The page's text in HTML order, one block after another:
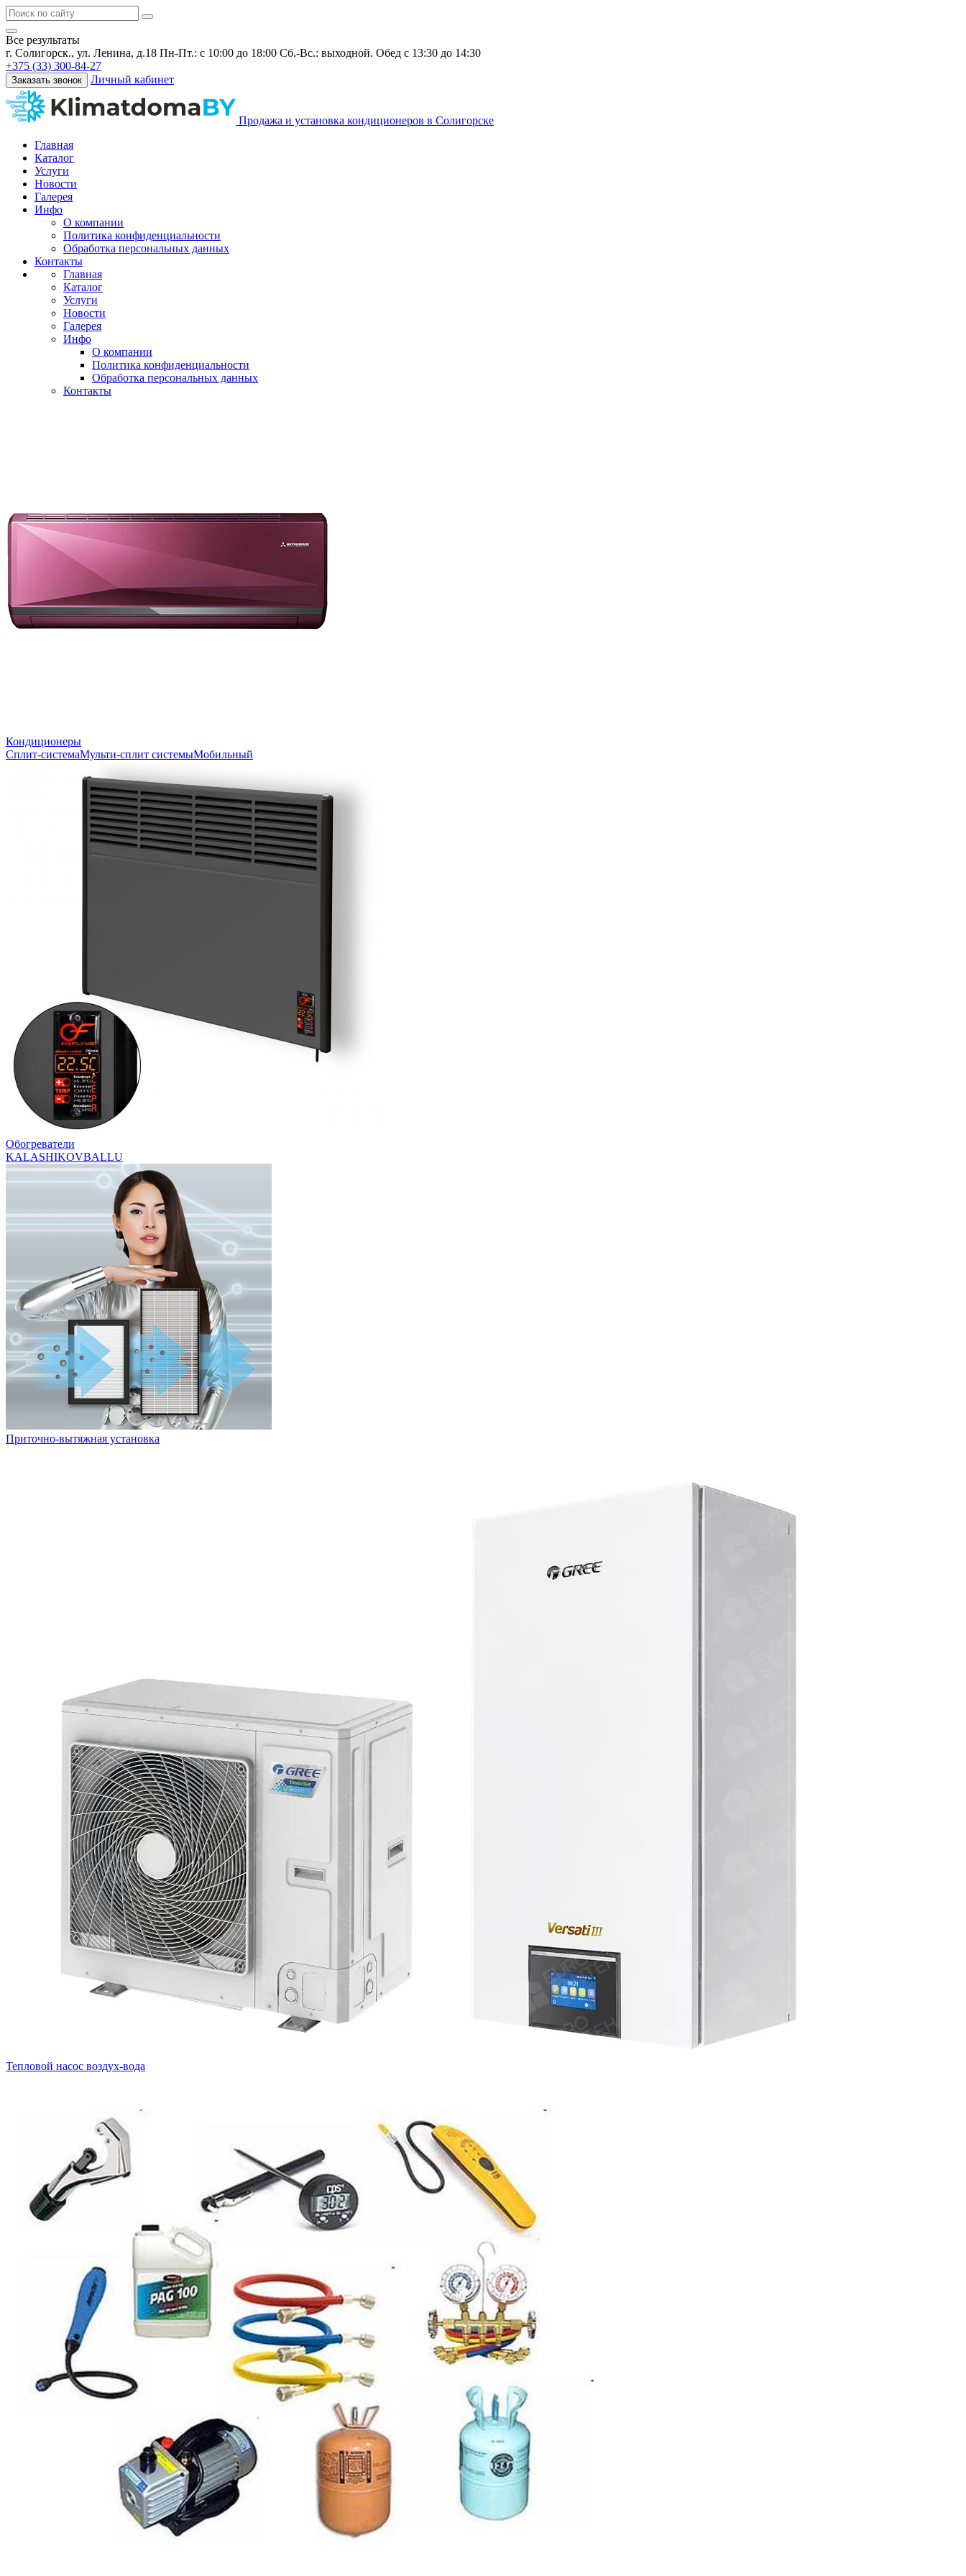
Все результаты
г. Солигорск., ул. Ленина, д.18 Пн-Пт.: с 10:00 до 18:00 Сб.-Вс.: выходной. Обед с 13:30 до 14:30
+375 (33) 300-84-27
Заказать звонок Личный кабинет
Продажа и установка кондиционеров в Солигорске
Главная
Каталог
Услуги
Новости
Галерея
Инфо
О компании
Политика конфиденциальности
Обработка персональных данных
Контакты
Главная
Каталог
Услуги
Новости
Галерея
Инфо
О компании
Политика конфиденциальности
Обработка персональных данных
Контакты
Кондиционеры
Сплит-системаМульти-сплит системыМобильный
Обогреватели
KALASHIKOVBALLU
Приточно-вытяжная установка
Тепловой насос воздух-вода